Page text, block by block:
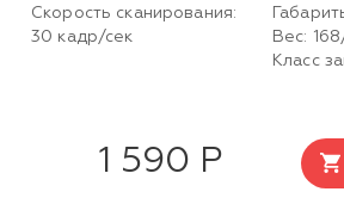
Скорость сканирования:
30 кадр/сек
Вес:
Класс
1 590 Р